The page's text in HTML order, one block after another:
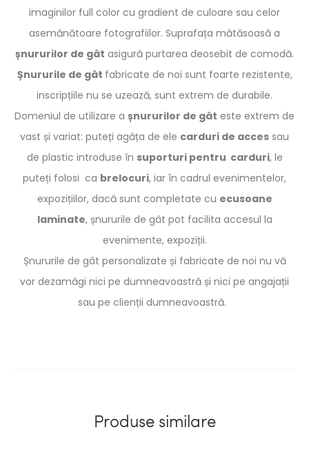
imaginilor full color cu gradient de culoare sau celor
asemănătoare fotografiilor. Suprafața mătăsoasă a
șnururilor de gât asigură purtarea deosebit de comodă.
Șnururile de gât fabricate de noi sunt foarte rezistente,
inscripțiile nu se uzează, sunt extrem de durabile.
Domeniul de utilizare a șnururilor de gât este extrem de
vast și variat: puteți agăța de ele carduri de acces sau
de plastic introduse în suporturi pentru carduri, le
puteți folosi ca brelocuri, iar în cadrul evenimentelor,
expozițiilor, dacă sunt completate cu ecusoane
laminate, șnururile de gât pot facilita accesul la
evenimente, expoziții.
Șnururile de gât personalizate și fabricate de noi nu vă
vor dezamăgi nici pe dumneavoastră și nici pe angajații
sau pe clienții dumneavoastră.
Produse similare